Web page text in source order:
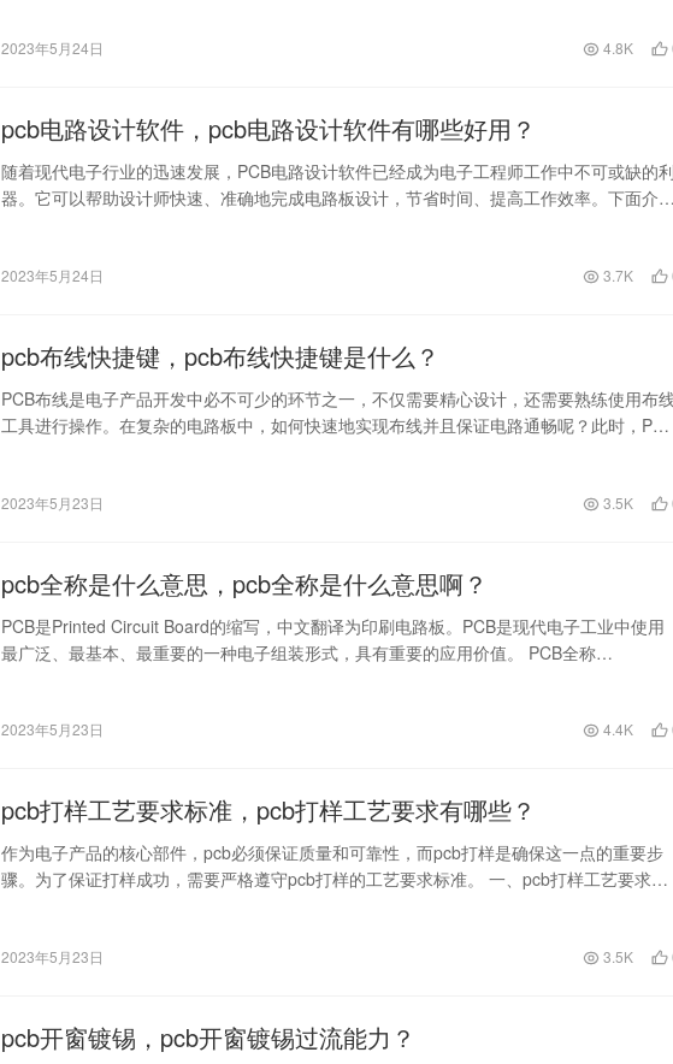
2023年5月24日 4.8K
pcb电路设计软件，pcb电路设计软件有哪些好用？
随着现代电子行业的迅速发展，PCB电路设计软件已经成为电子工程师工作中不可或缺的利
器。它可以帮助设计师快速、准确地完成电路板设计，节省时间、提高工作效率。下面介绍
2023年5月24日 3.7K
pcb布线快捷键，pcb布线快捷键是什么？
PCB布线是电子产品开发中必不可少的环节之一，不仅需要精心设计，还需要熟练使用布
工具进行操作。在复杂的电路板中，如何快速地实现布线并且保证电路通畅呢？此时，PCB
2023年5月23日 3.5K
pcb全称是什么意思，pcb全称是什么意思啊？
PCB是Printed Circuit Board的缩写，中文翻译为印刷电路板。PCB是现代电子工业中使用
最广泛、最基本、最重要的一种电子组装形式，具有重要的应用价值。 PCB全称…
2023年5月23日 4.4K
pcb打样工艺要求标准，pcb打样工艺要求有哪些？
作为电子产品的核心部件，pcb必须保证质量和可靠性，而pcb打样是确保这一点的重要步
骤。为了保证打样成功，需要严格遵守pcb打样的工艺要求标准。 一、pcb打样工艺要求标
2023年5月23日 3.5K
pcb开窗镀锡，pcb开窗镀锡过流能力？